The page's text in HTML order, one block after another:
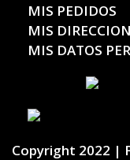
MIS PEDIDOS
MIS
MIS DATOS
Copyright 2022 |